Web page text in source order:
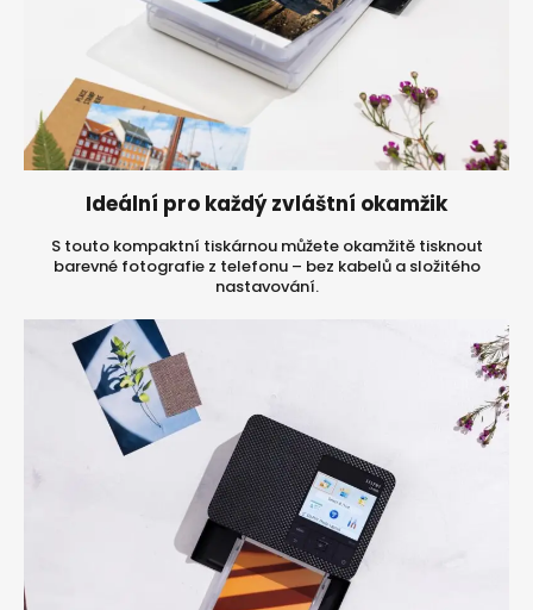
Ideální pro každý zvláštní okamžik
S touto kompaktní tiskárnou můžete okamžitě tisknout
barevné fotografie z telefonu – bez kabelů a složitého
nastavování.